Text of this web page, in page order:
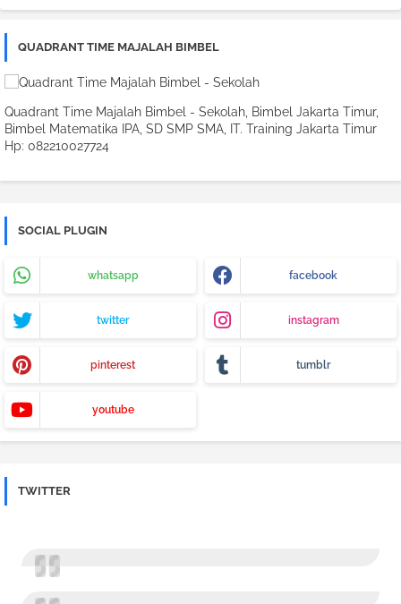
QUADRANT TIME MAJALAH BIMBEL
Quadrant Time Majalah Bimbel - Sekolah, Bimbel Jakarta Timur,
Bimbel Matematika IPA, SD SMP SMA, IT. Training Jakarta Timur
Hp: 082210027724
SOCIAL PLUGIN
whatsapp facebook
twitter instagram
pinterest tumblr
youtube
TWITTER